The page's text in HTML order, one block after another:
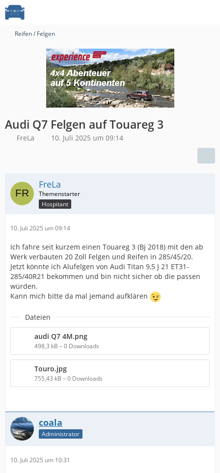
Reifen / Felgen
Audi Q7 Felgen auf Touareg 3
FreLa 10. Juli 2025 um 09:14
FreLa
Hospitant
10. Juli 2025 um 09:14
Ich fahre seit kurzem einen Touareg 3 (Bj 2018) mit den ab
Werk verbauten 20 Zoll Felgen und Reifen in 285/45/20.
Jetzt könnte ich Alufelgen von Audi Titan 9,5 J 21 ET31-
285/40R21 bekommen und bin nicht sicher ob die passen
würden.
Kann mich bitte da mal jemand aufklären
Dateien
audi Q7 4M.png
498,3 kB – 0 Downloads
Touro.jpg
755,43 kB – 0 Downloads
coala
Administrator
10. Juli 2025 um 10:31